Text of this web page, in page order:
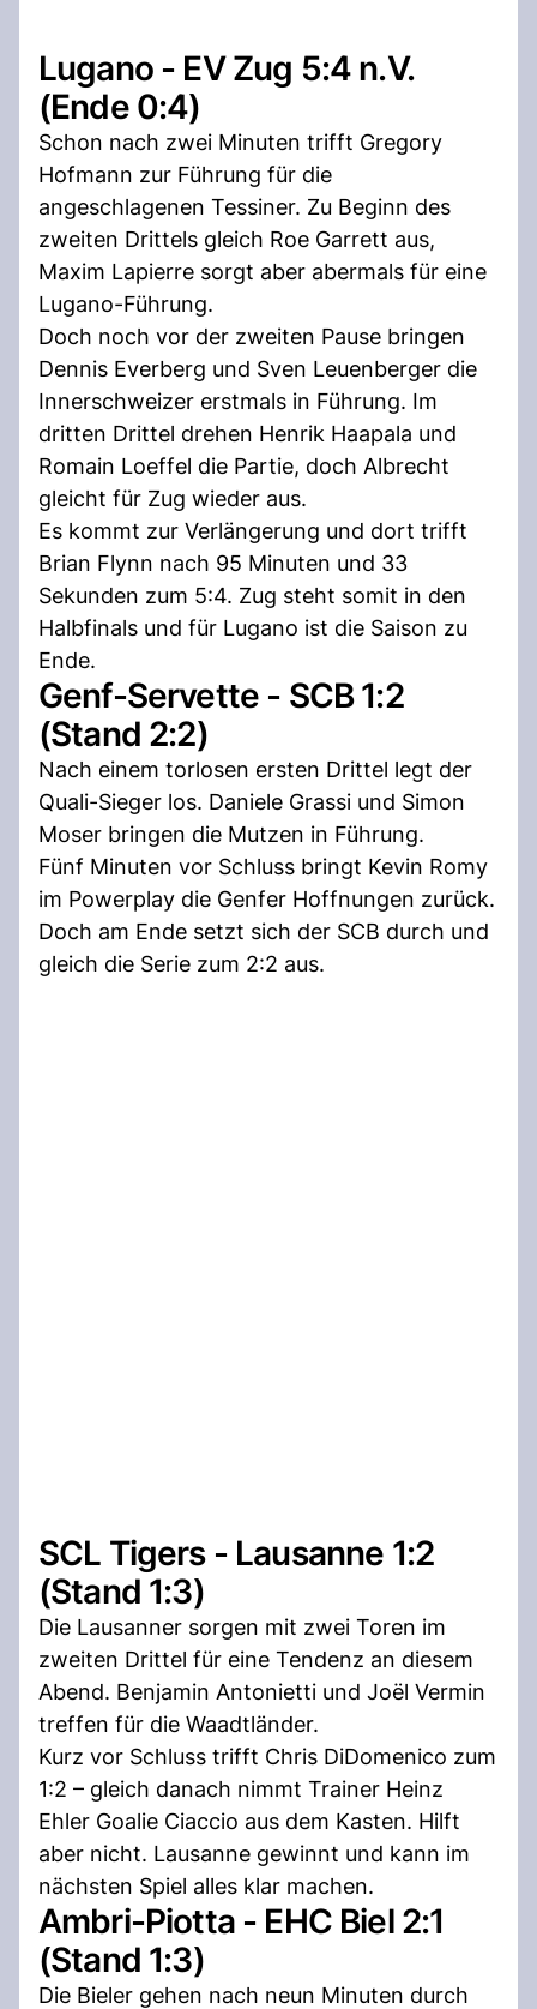
Lugano - EV Zug 5:4 n.V.
(Ende 0:4)
Schon nach zwei Minuten trifft Gregory
Hofmann zur Führung für die
angeschlagenen Tessiner. Zu Beginn des
zweiten Drittels gleich Roe Garrett aus,
Maxim Lapierre sorgt aber abermals für eine
Lugano-Führung.
Doch noch vor der zweiten Pause bringen
Dennis Everberg und Sven Leuenberger die
Innerschweizer erstmals in Führung. Im
dritten Drittel drehen Henrik Haapala und
Romain Loeffel die Partie, doch Albrecht
gleicht für Zug wieder aus.
Es kommt zur Verlängerung und dort trifft
Brian Flynn nach 95 Minuten und 33
Sekunden zum 5:4. Zug steht somit in den
Halbfinals und für Lugano ist die Saison zu
Ende.
Genf-Servette - SCB 1:2
(Stand 2:2)
Nach einem torlosen ersten Drittel legt der
Quali-Sieger los. Daniele Grassi und Simon
Moser bringen die Mutzen in Führung.
Fünf Minuten vor Schluss bringt Kevin Romy
im Powerplay die Genfer Hoffnungen zurück.
Doch am Ende setzt sich der SCB durch und
gleich die Serie zum 2:2 aus.
SCL Tigers - Lausanne 1:2
(Stand 1:3)
Die Lausanner sorgen mit zwei Toren im
zweiten Drittel für eine Tendenz an diesem
Abend. Benjamin Antonietti und Joël Vermin
treffen für die Waadtländer.
Kurz vor Schluss trifft Chris DiDomenico zum
1:2 – gleich danach nimmt Trainer Heinz
Ehler Goalie Ciaccio aus dem Kasten. Hilft
aber nicht. Lausanne gewinnt und kann im
nächsten Spiel alles klar machen.
Ambri-Piotta - EHC Biel 2:1
(Stand 1:3)
Die Bieler gehen nach neun Minuten durch